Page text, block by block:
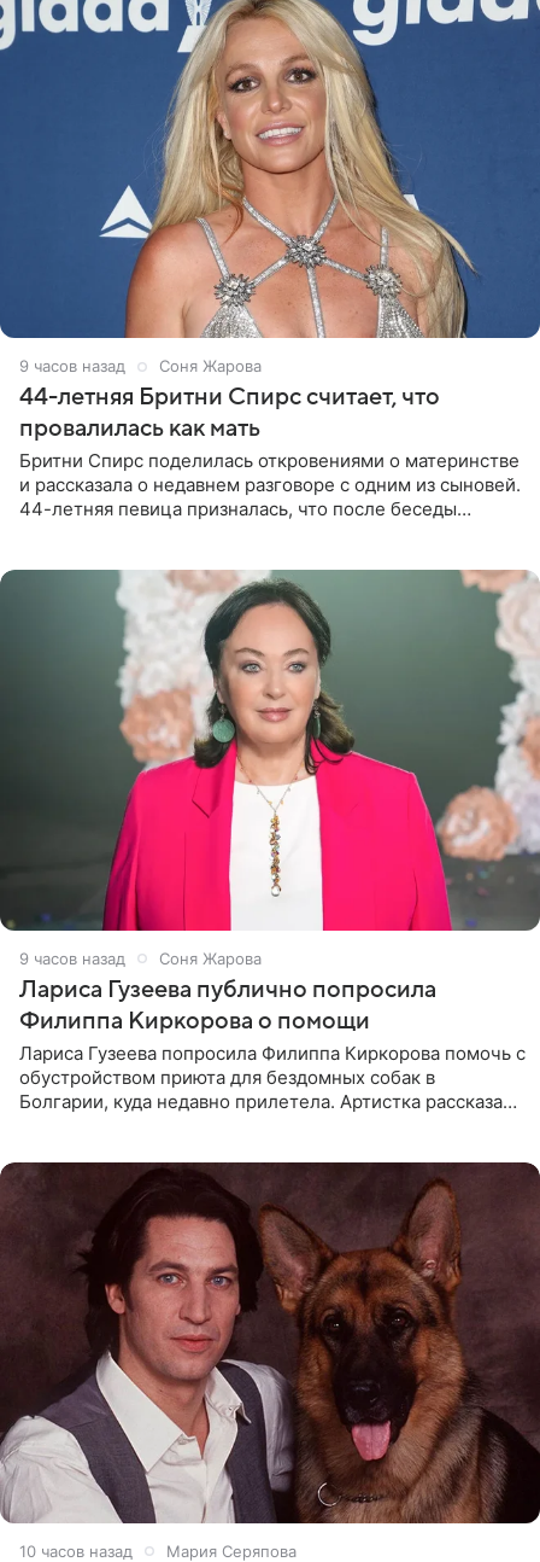
9 часов назад Соня Жарова
44-летняя Бритни Спирс считает, что
провалилась как мать
Бритни Спирс поделилась откровениями о материнстве
и рассказала о недавнем разговоре с одним из сыновей.
44-летняя певица призналась, что после беседы
9 часов назад Соня Жарова
Лариса Гузеева публично попросила
Филиппа Киркорова о помощи
Лариса Гузеева попросила Филиппа Киркорова помочь с
обустройством приюта для бездомных собак в
Болгарии, куда недавно прилетела. Артистка рассказала
10 часов назад Мария Серяпова